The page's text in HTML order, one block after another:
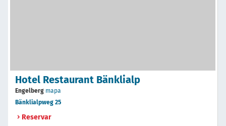
Hotel Restaurant Bänklialp
Engelberg mapa
Bänklialpweg 25
Reservar